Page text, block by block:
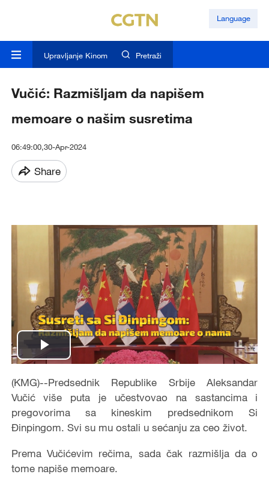
Language
Upravljanje Kinom Pretraži
Vučić: Razmišljam da napišem
memoare o našim susretima
06:49:00,30-Apr-2024
Share
Play
Video
(KMG)--Predsednik Republike Srbije Aleksandar
Vučić više puta je učestvovao na sastancima i
pregovorima sa kineskim predsednikom Si
Đinpingom. Svi su mu ostali u sećanju za ceo život.
Prema Vučićevim rečima, sada čak razmišlja da o
tome napiše memoare.